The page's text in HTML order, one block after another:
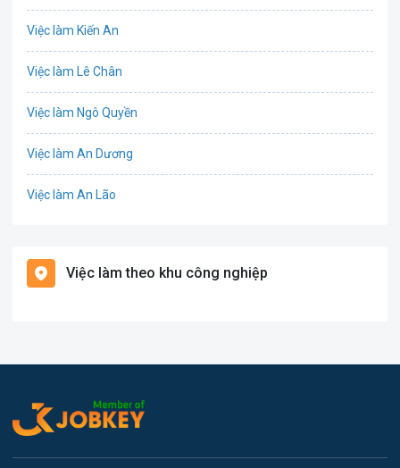
Văn Phòng
Lao Động Phổ Thông
Việc làm Kiến An
Việc làm Lê Chân
Việc làm Ngô Quyền
Việc làm An Dương
Việc làm An Lão
Việc làm Cát Hải
Việc làm Tiên Lãng
Việc làm theo khu công nghiệp